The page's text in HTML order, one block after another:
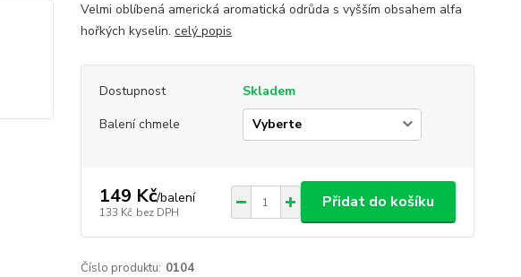
Velmi oblíbená americká aromatická odrůda s vyšším obsahem alfa
hořkých kyselin. celý popis
Dostupnost
Skladem
Balení chmele
149 Kč/balení
133 Kč bez DPH
Přidat do košíku
Číslo produktu: 0104